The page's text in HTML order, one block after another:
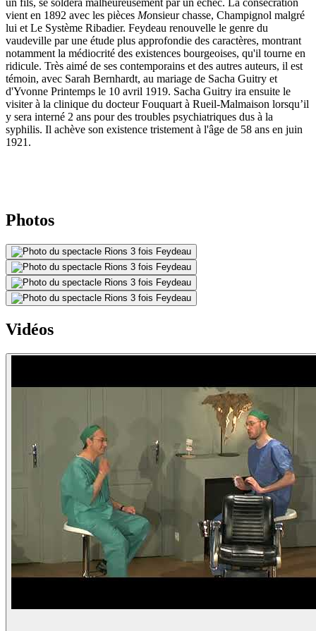
un fils, se soldera malheureusement par un échec. La consécration
vient en 1892 avec les pièces Monsieur chasse, Champignol malgré
lui et Le Système Ribadier. Feydeau renouvelle le genre du
vaudeville par une étude plus approfondie des caractères, montrant
notamment la médiocrité des existences bourgeoises, qu'il tourne en
ridicule. Très aimé de ses contemporains et des autres auteurs, il est
témoin, avec Sarah Bernhardt, au mariage de Sacha Guitry et
d'Yvonne Printemps le 10 avril 1919. Sacha Guitry ira ensuite le
visiter à la clinique du docteur Fouquart à Rueil-Malmaison lorsqu’il
y sera interné 2 ans pour des troubles psychiatriques dus à la
syphilis. Il achève son existence tristement à l'âge de 58 ans en juin
1921.
Photos
Vidéos